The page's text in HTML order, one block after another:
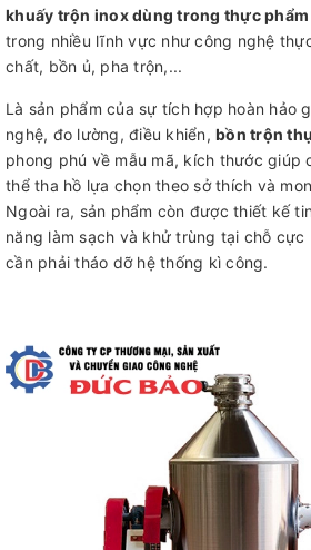
khuấy trộn inox dùng trong thực
trong nhiều lĩnh vực như công nghệ
chất, bồn ủ, pha trộn,...
Là sản phẩm của sự tích hợp hoàn hảo
nghệ, đo lường, điều khiển, bồn trộn
phong phú về mẫu mã, kích thước giúp
thể tha hồ lựa chọn theo sở thích và
Ngoài ra, sản phẩm còn được thiết kế
năng làm sạch và khử trùng tại chỗ cực
cần phải tháo dỡ hệ thống kì công.